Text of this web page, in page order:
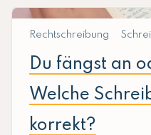
Rechtschreibung
Du fängst an
Welche
korrekt?